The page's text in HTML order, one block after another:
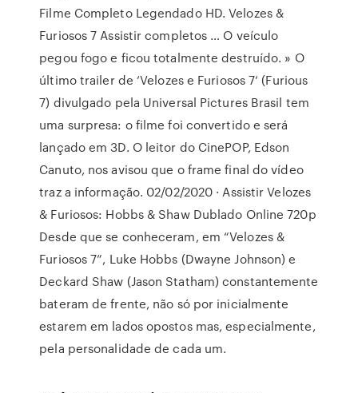
Filme Completo Legendado HD. Velozes &
Furiosos 7 Assistir completos … O veículo
pegou fogo e ficou totalmente destruído. » O
último trailer de ‘Velozes e Furiosos 7‘ (Furious
7) divulgado pela Universal Pictures Brasil tem
uma surpresa: o filme foi convertido e será
lançado em 3D. O leitor do CinePOP, Edson
Canuto, nos avisou que o frame final do vídeo
traz a informação. 02/02/2020 · Assistir Velozes
& Furiosos: Hobbs & Shaw Dublado Online 720p
Desde que se conheceram, em “Velozes &
Furiosos 7”, Luke Hobbs (Dwayne Johnson) e
Deckard Shaw (Jason Statham) constantemente
bateram de frente, não só por inicialmente
estarem em lados opostos mas, especialmente,
pela personalidade de cada um.